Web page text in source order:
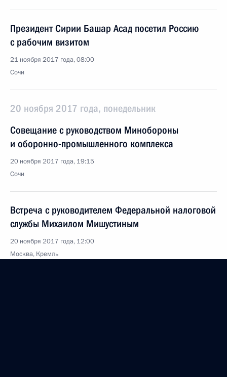
Президент Сирии Башар Асад посетил Россию
с рабочим визитом
21 ноября 2017 года, 08:00
Сочи
20 ноября 2017 года, понедельник
Совещание с руководством Минобороны
и оборонно-промышленного комплекса
20 ноября 2017 года, 19:15
Сочи
Встреча с руководителем Федеральной налоговой
службы Михаилом Мишустиным
20 ноября 2017 года, 12:00
Москва, Кремль